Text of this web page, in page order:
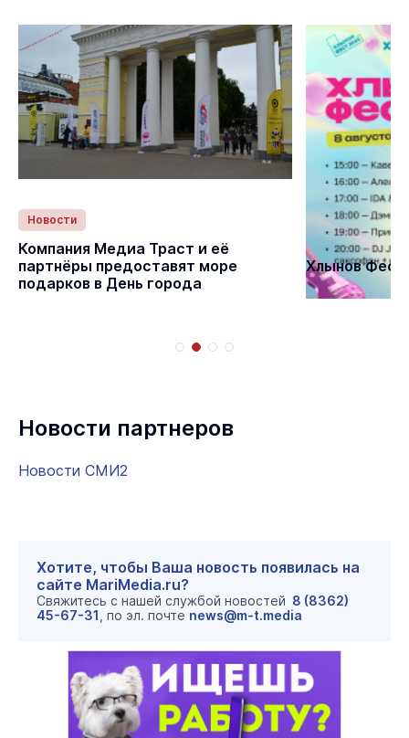
Новости
Компания Медиа Траст и её
партнёры предоставят море
подарков в День города
Статьи
Хлынов Фест
Новости партнеров
Новости СМИ2
Хотите, чтобы Ваша новость появилась на
сайте MariMedia.ru?
Свяжитесь с нашей службой новостей 8 (8362)
45-67-31 , по эл. почте news@m-t.media